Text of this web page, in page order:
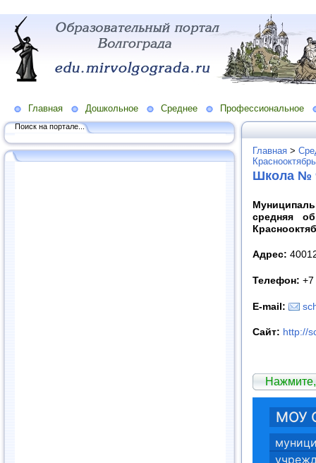
Главная Дошкольное Среднее Профессиональное
Поиск на портале...
Главная >
Школа №
средняя
Адрес:
Телефон: +7
E-mail:
Сайт: http://